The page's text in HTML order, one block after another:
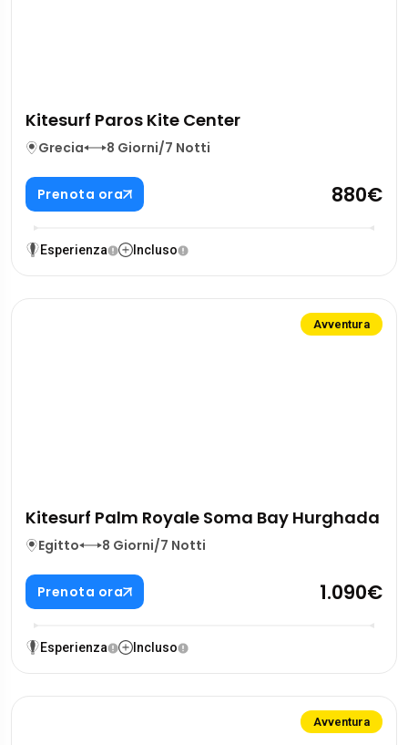
Kitesurf Paros Kite Center
Grecia 8 Giorni/7 Notti
Prenota ora 880€
Esperienza Incluso
Avventura
Kitesurf Palm Royale Soma Bay Hurghada
Egitto 8 Giorni/7 Notti
Prenota ora 1.090€
Esperienza Incluso
Avventura